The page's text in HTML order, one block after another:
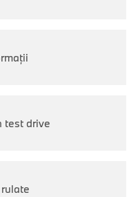
test drive